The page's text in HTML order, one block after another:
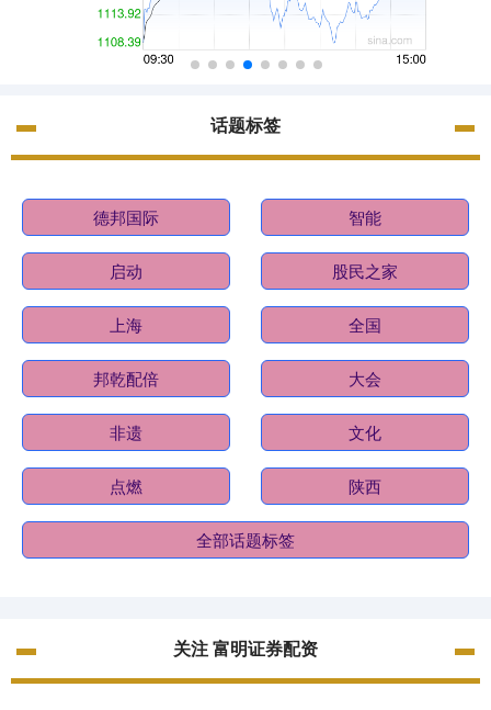
话题标签
德邦国际 智能
启动 股民之家
上海 全国
邦乾配倍 大会
非遗 文化
点燃 陕西
全部话题标签
关注 富明证券配资